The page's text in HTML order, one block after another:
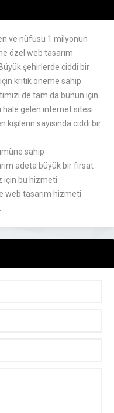
ve nüfusu 1 milyonun
özel web tasarım
şehirlerde ciddi bir
kritik öneme sahip.
de tam da bunun için
hale gelen internet sitesi
kişilerin sayısında ciddi bir
sahip
adeta büyük bir fırsat
için bu hizmeti
web tasarım hizmeti